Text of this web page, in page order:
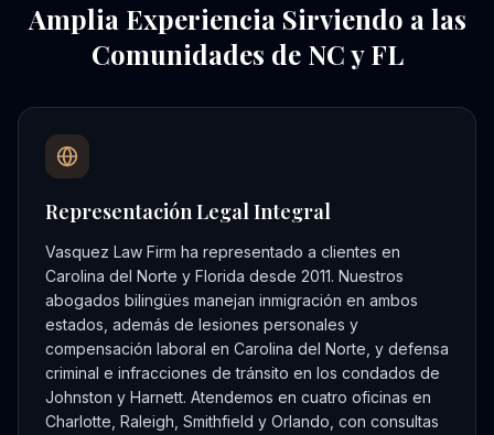
Amplia Experiencia Sirviendo a las
Comunidades de NC y FL
Representación Legal Integral
Vasquez Law Firm ha representado a clientes en
Carolina del Norte y Florida desde 2011. Nuestros
abogados bilingües manejan inmigración en ambos
estados, además de lesiones personales y
compensación laboral en Carolina del Norte, y defensa
criminal e infracciones de tránsito en los condados de
Johnston y Harnett. Atendemos en cuatro oficinas en
Charlotte, Raleigh, Smithfield y Orlando, con consultas